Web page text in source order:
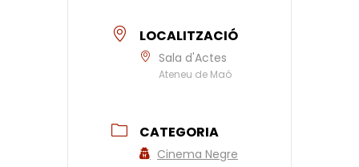
LOCALITZACIÓ
Sala d'Actes
Ateneu de Maó
CATEGORIA
Cinema Negre